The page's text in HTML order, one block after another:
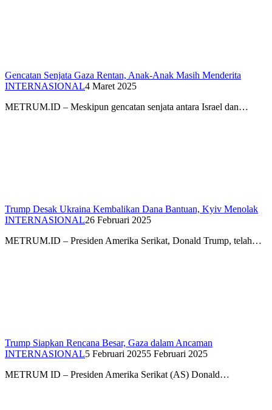
Gencatan Senjata Gaza Rentan, Anak-Anak Masih Menderita
INTERNASIONAL4 Maret 2025
METRUM.ID – Meskipun gencatan senjata antara Israel dan…
Trump Desak Ukraina Kembalikan Dana Bantuan, Kyiv Menolak
INTERNASIONAL26 Februari 2025
METRUM.ID – Presiden Amerika Serikat, Donald Trump, telah…
Trump Siapkan Rencana Besar, Gaza dalam Ancaman
INTERNASIONAL5 Februari 20255 Februari 2025
METRUM ID – Presiden Amerika Serikat (AS) Donald…